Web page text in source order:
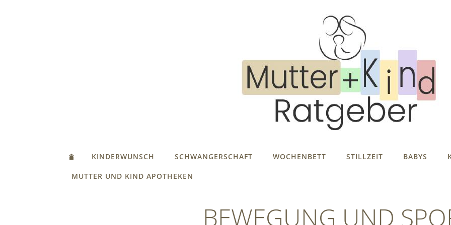
KINDERWUNSCH SCHWANGERSCHAFT WOCHENBETT STILLZEIT BABYS
MUTTER UND KIND APOTHEKEN
BEWEGUNG UND